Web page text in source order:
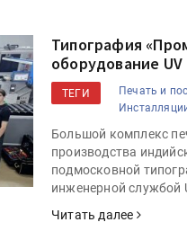
Типография
оборудование UV
ТЕГИ Печать и
Инсталляции
Большой комплекс
производства
подмосковной
инженерной службой
Читать далее